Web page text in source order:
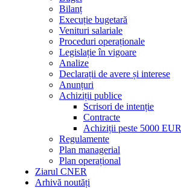
Bilanț
Execuție bugetară
Venituri salariale
Proceduri operaționale
Legislație în vigoare
Analize
Declarații de avere și interese
Anunțuri
Achiziții publice
Scrisori de intenție
Contracte
Achiziții peste 5000 EUR
Regulamente
Plan managerial
Plan operațional
Ziarul CNER
Arhivă noutăți